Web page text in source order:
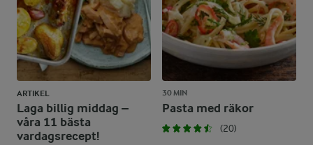
ARTIKEL
Laga billig middag –
våra 11 bästa
vardagsrecept!
30 MIN
Pasta med räkor
(20)